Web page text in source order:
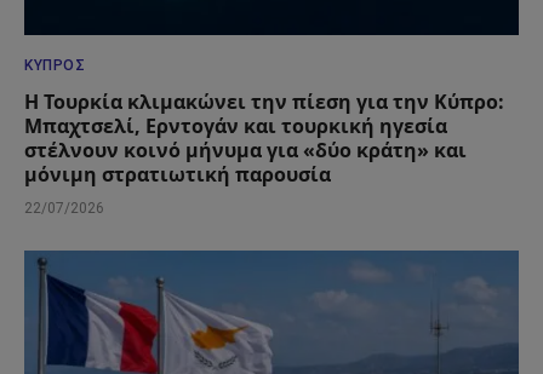
ΚΎΠΡΟΣ
Η Τουρκία κλιμακώνει την πίεση για την Κύπρο:
Μπαχτσελί, Ερντογάν και τουρκική ηγεσία
στέλνουν κοινό μήνυμα για «δύο κράτη» και
μόνιμη στρατιωτική παρουσία
22/07/2026